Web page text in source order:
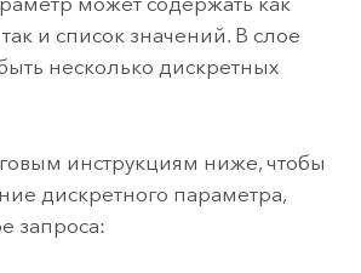
и список значений. В слое
несколько дискретных
инструкциям ниже, чтобы
дискретного параметра,
запроса: